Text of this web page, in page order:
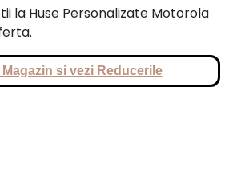
la Huse Personalizate Motorola
Magazin si vezi Reducerile